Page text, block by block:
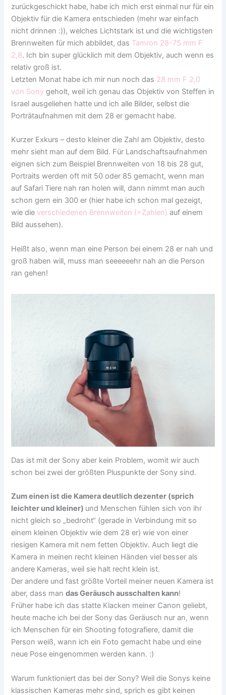
zurückgeschickt habe, habe ich mich erst einmal nur für ein
Objektiv für die Kamera entschieden (mehr war einfach
nicht drinnen :)), welches Lichtstark ist und die wichtigsten
Brennweiten für mich abbildet, das Tamron 28-75 mm F
2,8. Ich bin super glücklich mit dem Objektiv, auch wenn es
relativ groß ist.
Letzten Monat habe ich mir nun noch das 28 mm F 2,0
von Sony geholt, weil ich genau das Objektiv von Steffen in
Israel ausgeliehen hatte und ich alle Bilder, selbst die
Porträtaufnahmen mit dem 28 er gemacht habe.
Kurzer Exkurs – desto kleiner die Zahl am Objektiv, desto
mehr sieht man auf dem Bild. Für Landschaftsaufnahmen
eignen sich zum Beispiel Brennweiten von 18 bis 28 gut,
Portraits werden oft mit 50 oder 85 gemacht, wenn man
auf Safari Tiere nah ran holen will, dann nimmt man auch
schon gern ein 300 er (hier habe ich schon mal gezeigt,
wie die verschiedenen Brennweiten (=Zahlen)auf einem
Bild aussehen).
Heißt also, wenn man eine Person bei einem 28 er nah und
groß haben will, muss man seeeeeehr nah an die Person
ran gehen!
Das ist mit der Sony aber kein Problem, womit wir auch
schon bei zwei der größten Pluspunkte der Sony sind.
Zum einen ist die Kamera deutlich dezenter (sprich
leichter und kleiner) und Menschen fühlen sich von ihr
nicht gleich so „bedroht“ (gerade in Verbindung mit so
einem kleinen Objektiv wie dem 28 er) wie von einer
riesigen Kamera mit nem fetten Objektiv. Auch liegt die
Kamera in meinen recht kleinen Händen viel besser als
andere Kameras, weil sie halt recht klein ist.
Der andere und fast größte Vorteil meiner neuen Kamera ist
aber, dass mandas Geräusch ausschalten kann!
Früher habe ich das statte Klacken meiner Canon geliebt,
heute mache ich bei der Sony das Geräusch nur an, wenn
ich Menschen für ein Shooting fotografiere, damit die
Person weiß, wann ich ein Foto gemacht habe und eine
neue Pose eingenommen werden kann. :)
Warum funktioniert das bei der Sony? Weil die Sonys keine
klassischen Kameras mehr sind, sprich es gibt keinen